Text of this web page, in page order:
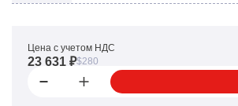
Цена с учетом НДС
23 631 ₽$280